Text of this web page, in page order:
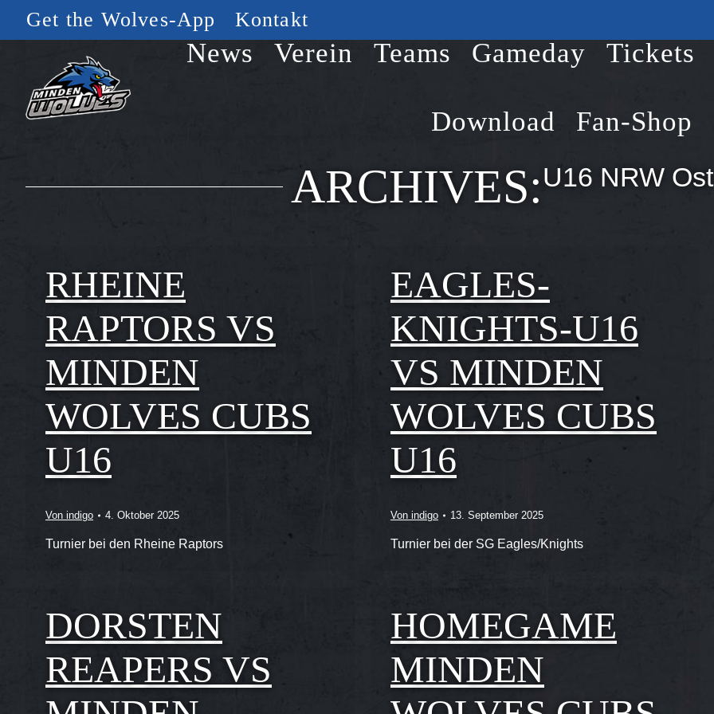
Get the Wolves-App Kontakt
News Verein Teams Gameday Tickets
Download Fan-Shop
ARCHIVES:U16 NRW
RHEINE
RAPTORS VS
MINDEN
WOLVES CUBS
U16
Von indigo 4. Oktober 2025
Turnier bei den Rheine Raptors
EAGLES-
KNIGHTS-U16
VS MINDEN
WOLVES CUBS
U16
Von indigo 13. September 2025
Turnier bei der SG Eagles/Knights
DORSTEN
REAPERS VS
HOMEGAME
MINDEN